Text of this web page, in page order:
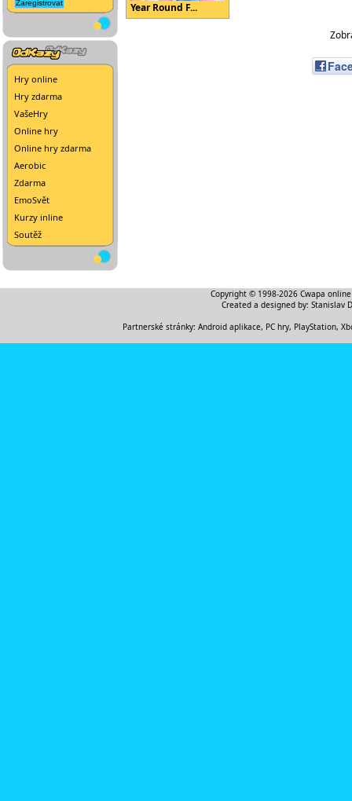
Hry online
Hry zdarma
VašeHry
Online hry
Online hry zdarma
Aerobic
Zdarma
EmoSvět
Kurzy inline
Soutěž
Year Round F...
Copyright © 1998-2026 Cwapa
Created a designed by: Stanislav
Partnerské stránky: Android aplikace, PC hry, PlayStation,